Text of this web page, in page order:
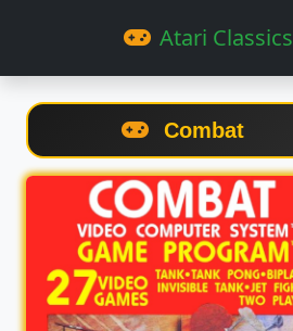
Atari Classics
Combat